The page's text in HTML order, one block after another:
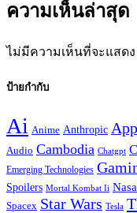
ความเห็นล่าสุด
ไม่มีความเห็นที่จะแสดง
ป้ายกำกับ
Ai Anime Anthropic
Audio Cambodia Chatgpt
Emerging Technologies
Spoilers Mortal Kombat Ii Nasa
Spacex Star Wars Tesla